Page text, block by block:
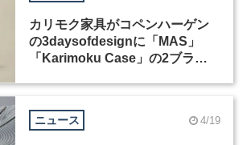
カリモク家具がコペンハーゲン
の3daysofdesignに「MAS」
「Karimoku Case」の2ブラン
ニュース 4/19